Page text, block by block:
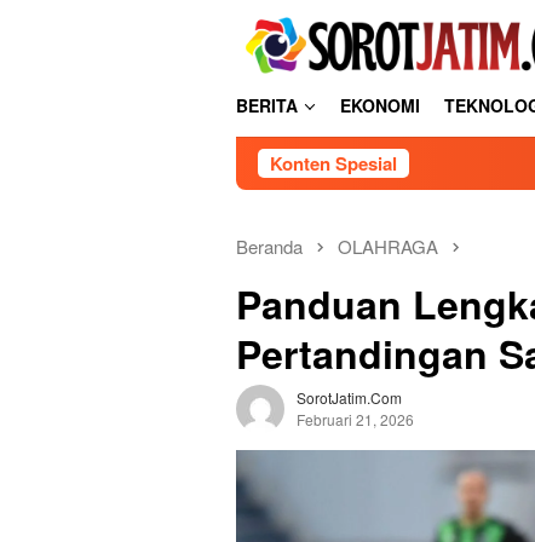
BERITA EKONOMI
Konten Spesial
Beranda OLAHRAGA
Panduan
Pertandingan
SorotJatim.com
Februari 21, 2026